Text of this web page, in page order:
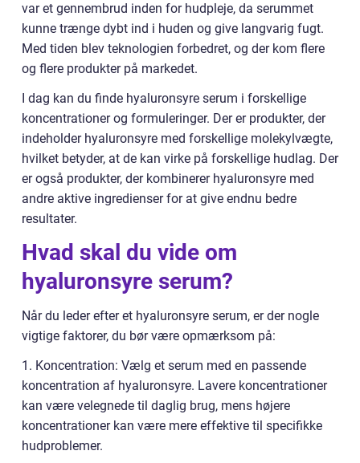
var et gennembrud inden for hudpleje, da serummet
kunne trænge dybt ind i huden og give langvarig fugt.
Med tiden blev teknologien forbedret, og der kom flere
og flere produkter på markedet.
I dag kan du finde hyaluronsyre serum i forskellige
koncentrationer og formuleringer. Der er produkter, der
indeholder hyaluronsyre med forskellige molekylvægte,
hvilket betyder, at de kan virke på forskellige hudlag. Der
er også produkter, der kombinerer hyaluronsyre med
andre aktive ingredienser for at give endnu bedre
resultater.
Hvad skal du vide om
hyaluronsyre serum?
Når du leder efter et hyaluronsyre serum, er der nogle
vigtige faktorer, du bør være opmærksom på:
1. Koncentration: Vælg et serum med en passende
koncentration af hyaluronsyre. Lavere koncentrationer
kan være velegnede til daglig brug, mens højere
koncentrationer kan være mere effektive til specifikke
hudproblemer.